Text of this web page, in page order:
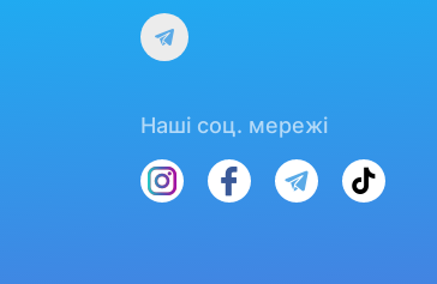
Наші соц. мережі